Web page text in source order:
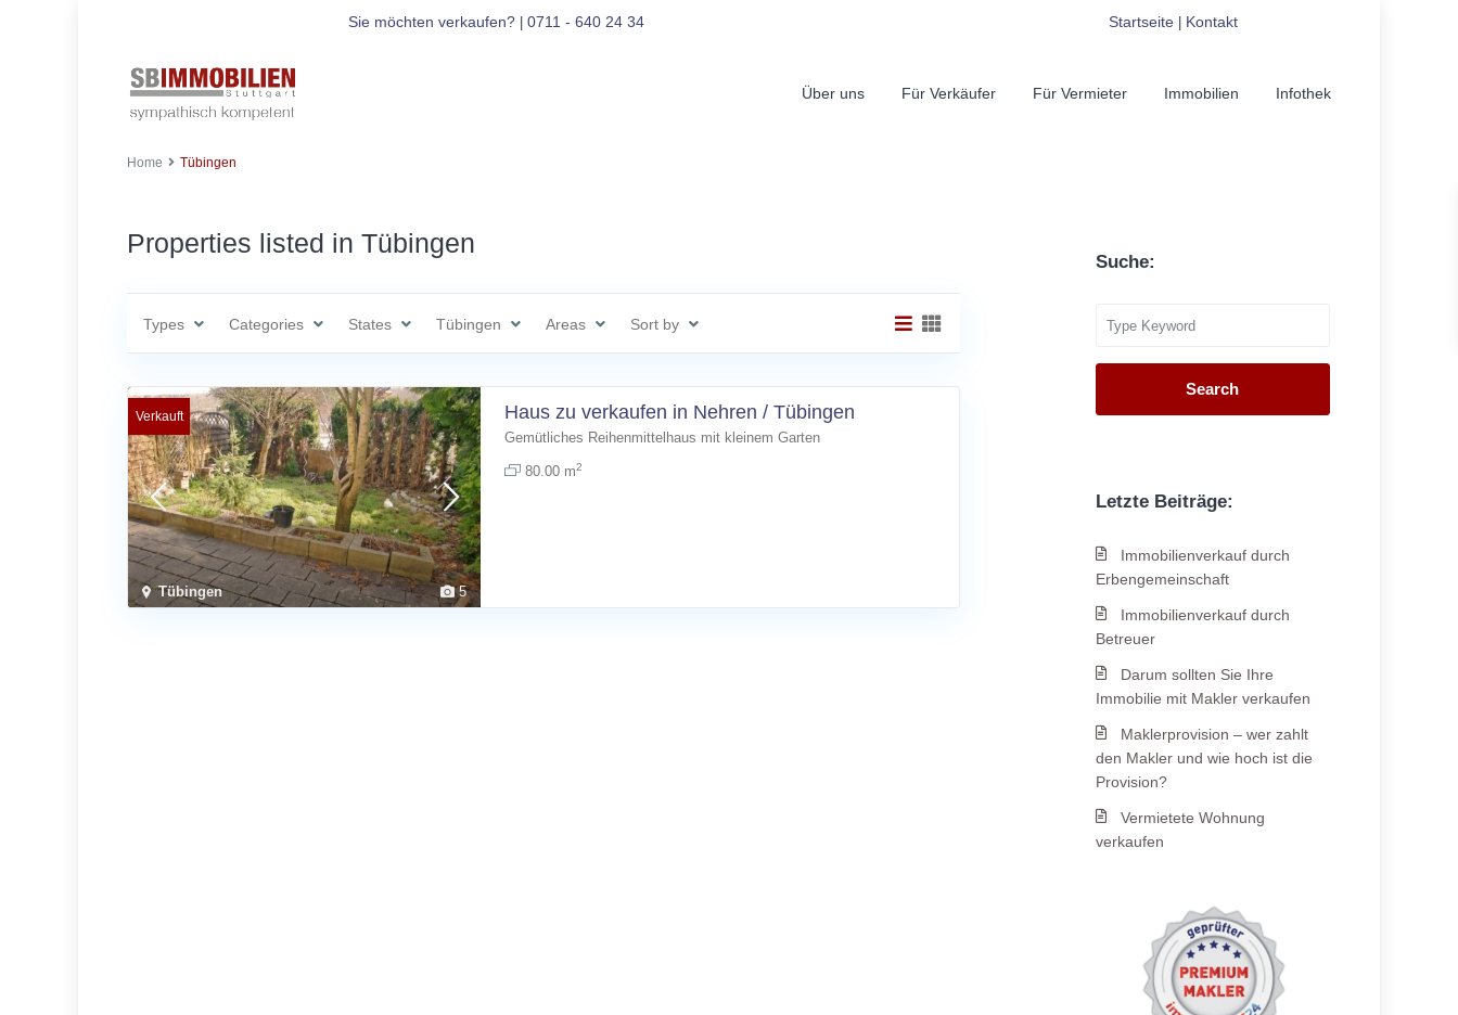
Sie möchten verkaufen? 0711 - 640 24 34 Startseite| Kontakt
Über uns Für Verkäufer Für Vermieter Immobilien Infothek
Home Tübingen
Properties listed in Tübingen
Types Categories States Tübingen Areas Sort by
5
Tübingen
Verkauft Haus zu verkaufen in Nehren / Tübingen
Gemütliches Reihenmittelhaus mit kleinem Garten
80.00 m2
Suche:
Search
Letzte Beiträge:
Immobilienverkauf durch
Erbengemeinschaft
Immobilienverkauf durch
Betreuer
Darum sollten Sie Ihre
Immobilie mit Makler verkaufen
Maklerprovision – wer zahlt
den Makler und wie hoch ist die
Provision?
Vermietete Wohnung
verkaufen